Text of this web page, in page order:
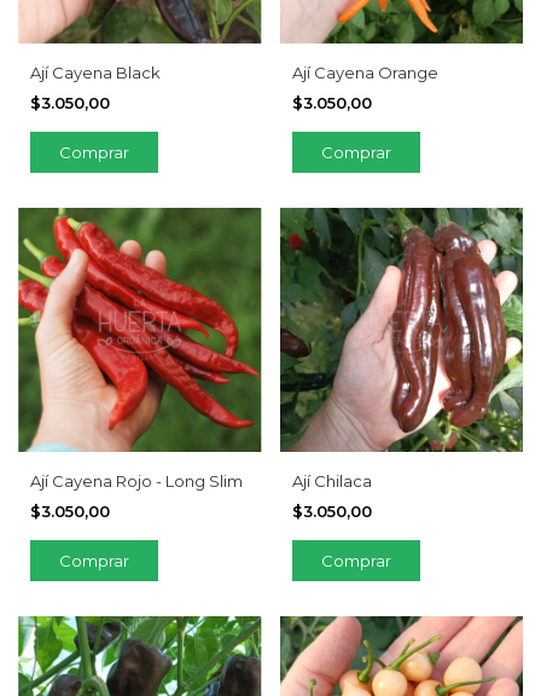
Ají Cayena Black
$3.050,00
Ají Cayena Orange
$3.050,00
Ají Cayena Rojo - Long Slim
$3.050,00
Ají Chilaca
$3.050,00